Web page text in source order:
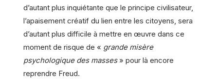
d’autant plus inquiétante que le principe civilisateur,
l’apaisement créatif du lien entre les citoyens, sera
d’autant plus difficile à mettre en œuvre dans ce
moment de risque de « grande misère
psychologique des masses» pour là encore
reprendre Freud.